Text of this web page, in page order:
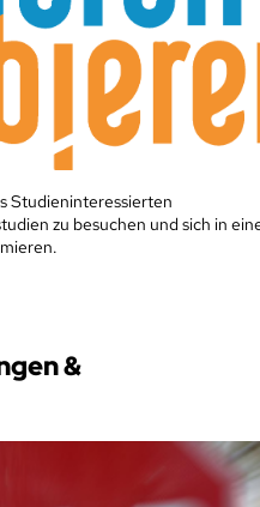
Studieninteressierten
zu besuchen und sich in
&